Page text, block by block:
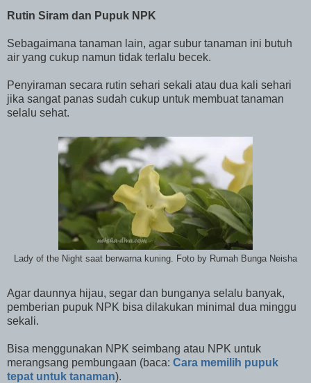
Rutin Siram dan Pupuk NPK
Sebagaimana tanaman lain, agar subur tanaman ini butuh
air yang cukup namun tidak terlalu becek.
Penyiraman secara rutin sehari sekali atau dua kali sehari
jika sangat panas sudah cukup untuk membuat tanaman
selalu sehat.
Lady of the Night saat berwarna kuning. Foto by Rumah Bunga Neisha
Agar daunnya hijau, segar dan bunganya selalu banyak,
pemberian pupuk NPK bisa dilakukan minimal dua minggu
sekali.
Bisa menggunakan NPK seimbang atau NPK untuk
merangsang pembungaan (baca: Cara memilih pupuk
tepat untuk tanaman).